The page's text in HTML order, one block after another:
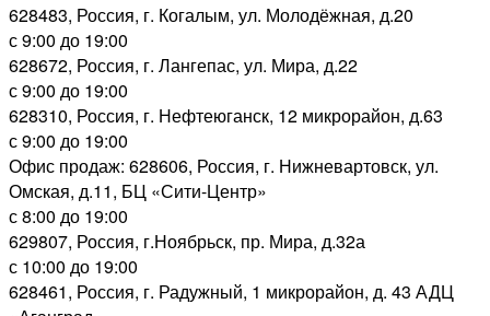
628483, Россия, г. Когалым, ул. Молодёжная, д.20
с 9:00 до 19:00
628672, Россия, г. Лангепас, ул. Мира, д.22
с 9:00 до 19:00
628310, Россия, г. Нефтеюганск, 12 микрорайон, д.63
с 9:00 до 19:00
Офис продаж: 628606, Россия, г. Нижневартовск, ул.
Омская, д.11, БЦ «Сити-Центр»
с 8:00 до 19:00
629807, Россия, г.Ноябрьск, пр. Мира, д.32а
с 10:00 до 19:00
628461, Россия, г. Радужный, 1 микрорайон, д. 43 АДЦ